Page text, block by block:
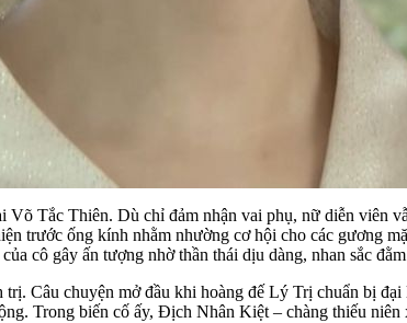
Tắc Thiên. Dù chỉ đảm nhận vai phụ, nữ diễn
trước ống kính nhằm nhường cơ hội cho các gương
cô gây ấn tượng nhờ thần thái dịu dàng, nhan sắc
Câu chuyện mở đầu khi hoàng đế Lý Trị chuẩn bị
Trong biến cố ấy, Địch Nhân Kiệt – chàng thiếu